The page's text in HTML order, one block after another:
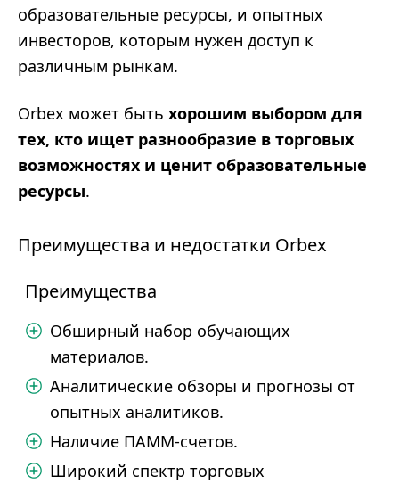
образовательные ресурсы, и опытных
инвесторов, которым нужен доступ к
различным рынкам.
Orbex может быть хорошим выбором для
тех, кто ищет разнообразие в торговых
возможностях и ценит образовательные
ресурсы.
Преимущества и недостатки Orbex
Преимущества
Обширный набор обучающих
материалов.
Аналитические обзоры и прогнозы от
опытных аналитиков.
Наличие ПАММ-счетов.
Широкий спектр торговых